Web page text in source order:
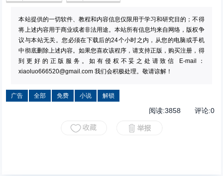
本站提供的一切软件、教程和内容信息仅限用于学习和研究目的；不得
将上述内容用于商业或者非法用途。本站所有信息均来自网络，版权争
议与本站无关。您必须在下载后的24个小时之内，从您的电脑或手机
中彻底删除上述内容。如果您喜欢该程序，请支持正版，购买注册，得
到更好的正版服务。如有侵权不妥之处请致信 E-mail：
xiaoluo666520@gmail.com 我们会积极处理。敬请谅解！
广告 全部 免费 小说 解锁
阅读:3858 评论:0